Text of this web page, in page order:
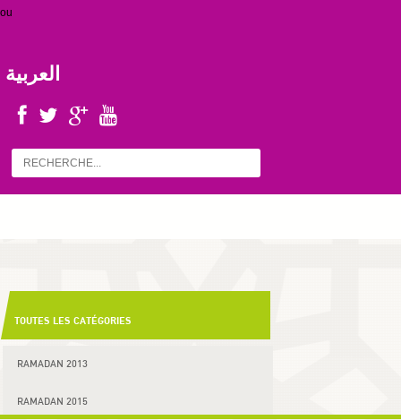
ou
العربية
TOUTES LES CATÉGORIES
RAMADAN 2013
RAMADAN 2015